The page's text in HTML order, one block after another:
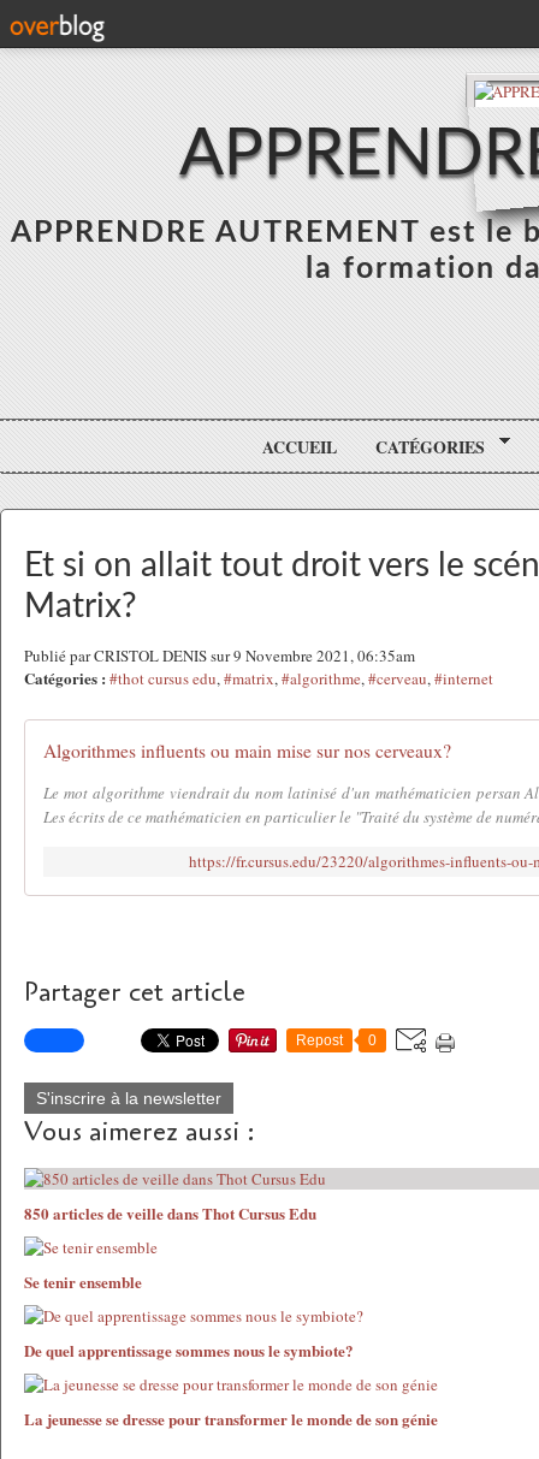
APPRENDRE AUTREMENT est
la formation
ACCUEIL CATÉGORIES
Et si on allait tout droit vers le
Matrix?
Publié par CRISTOL DENIS sur 9 Novembre 2021, 06:35am
Catégories : #thot cursus edu,#matrix,#algorithme,#cerveau,#internet
Algorithmes influents ou main mise sur nos cerveaux?
Le mot algorithme viendrait du nom latinisé d'un mathématicien persan
Les écrits de ce mathématicien en particulier le "Traité du système de
https://fr.cursus.edu/23220/algorithmes-influents-ou-
Partager cet article
Repost 0
S'inscrire à la newsletter
Vous aimerez aussi :
850 articles de veille dans Thot Cursus Edu
Se tenir ensemble
De quel apprentissage sommes nous le symbiote?
La jeunesse se dresse pour transformer le monde de son génie